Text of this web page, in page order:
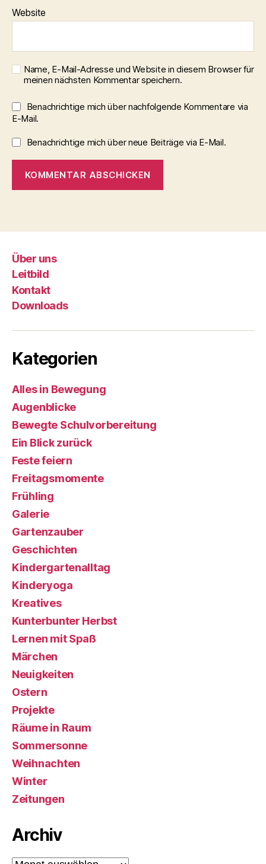
Website
Name, E-Mail-Adresse und Website in diesem Browser für
meinen nächsten Kommentar speichern.
Benachrichtige mich über nachfolgende Kommentare via
E-Mail.
Benachrichtige mich über neue Beiträge via E-Mail.
Über uns
Leitbild
Kontakt
Downloads
Kategorien
Alles in Bewegung
Augenblicke
Bewegte Schulvorbereitung
Ein Blick zurück
Feste feiern
Freitagsmomente
Frühling
Galerie
Gartenzauber
Geschichten
Kindergartenalltag
Kinderyoga
Kreatives
Kunterbunter Herbst
Lernen mit Spaß
Märchen
Neuigkeiten
Ostern
Projekte
Räume in Raum
Sommersonne
Weihnachten
Winter
Zeitungen
Archiv